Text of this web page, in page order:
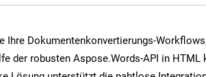
Ihre Dokumentenkonvertierungs-
der robusten Aspose.Words-API in HTML